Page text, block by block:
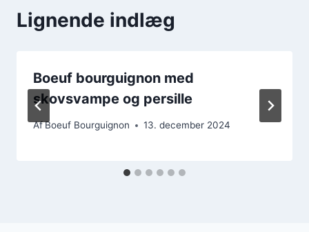
Lignende indlæg
Boeuf bourguignon med
skovsvampe og persille
AfBoeuf Bourguignon 13. december 2024